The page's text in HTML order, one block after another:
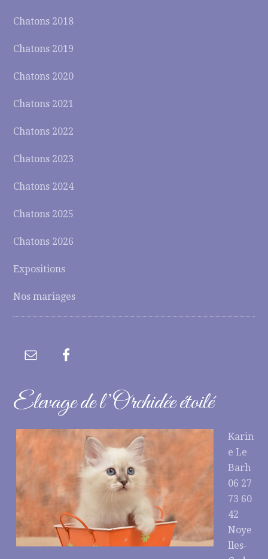
Chatons 2018
Chatons 2019
Chatons 2020
Chatons 2021
Chatons 2022
Chatons 2023
Chatons 2024
Chatons 2025
Chatons 2026
Expositions
Nos mariages
Elevage de l’Orchidée étoilé
Karin
e Le
Barh
06 27
73 60
42
Noye
lles-